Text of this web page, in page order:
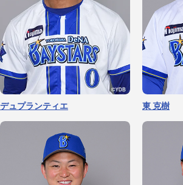
デュプランティエ 東 克樹